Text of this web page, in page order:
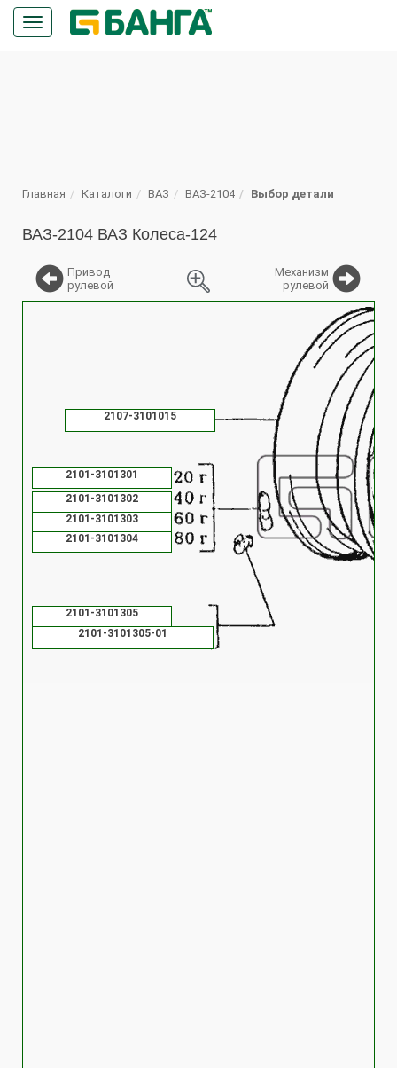
Кнопка
меню
Главная Каталоги ВАЗ ВАЗ-2104 Выбор детали
ВАЗ-2104 ВАЗ Колеса-124
Привод
рулевой
Механизм
рулевой
2101-3101301
2101-3101302
2101-3101303
2101-3101304
2101-3101305
2101-3101305-01
2107-3101015